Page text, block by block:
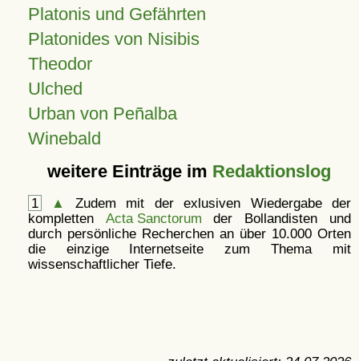
Platonis und Gefährten
Platonides von Nisibis
Theodor
Ulched
Urban von Peñalba
Winebald
weitere Einträge im Redaktionslog
1 ▲
Zudem mit der exlusiven Wiedergabe der
kompletten Acta Sanctorum der Bollandisten und
durch persönliche Recherchen an über 10.000 Orten
die einzige Internetseite zum Thema mit
wissenschaftlicher Tiefe.